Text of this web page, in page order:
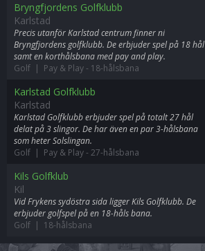
Bryngfjordens Golfklubb
Karlstad
Precis utanför Karlstad centrum finner ni
Bryngfjordens golfklubb. De erbjuder spel på 18 hål
samt en korthålsbana med pay and play.
Golf | Pay & Play- 18-hålsbana
Karlstad Golfklubb
Karlstad
Karlstad Golfklubb erbjuder spel på totalt 27 hål
delat på 3 slingor. De har även en par 3-hålsbana
som heter Solslingan.
Golf | Pay & Play- 27-hålsbana
Kils Golfklub
Kil
Vid Frykens sydöstra sida ligger Kils Golfklubb. De
erbjuder golfspel på en 18-håls bana.
Golf | 18-hålsbana